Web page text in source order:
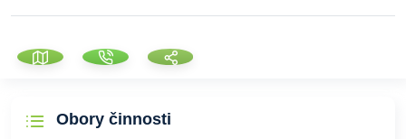
Obory činnosti